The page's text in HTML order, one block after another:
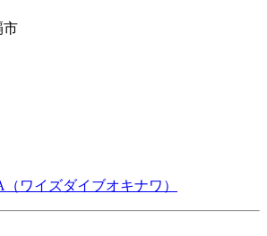
市
ワイズダイブオキナワ）